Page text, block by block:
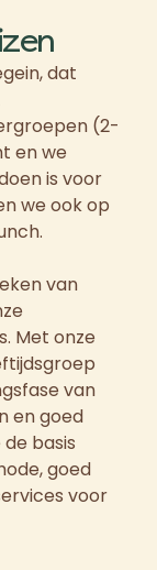
dat
(2-
en we
is voor
we ook op
van
Met onze
van
en goed
basis
goed
voor